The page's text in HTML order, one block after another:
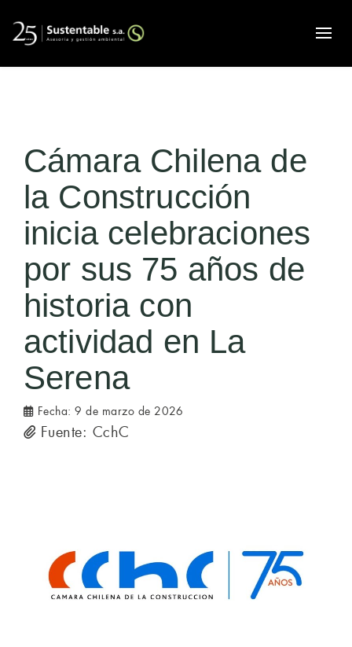
Cámara Chilena de
la Construcción
inicia celebraciones
por sus 75 años de
historia con
actividad en La
Serena
Fecha:9 de marzo de 2026
Fuente: CchC